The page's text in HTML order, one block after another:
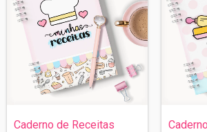
Caderno de Receitas